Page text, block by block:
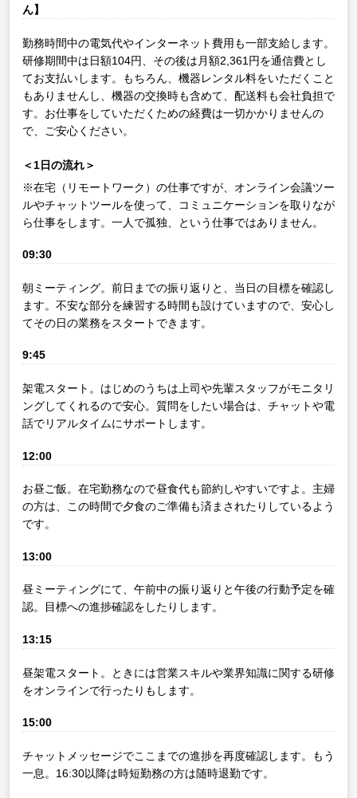
ん】
勤務時間中の電気代やインターネット費用も一部支給します。
研修期間中は日額104円、その後は月額2,361円を通信費とし
てお支払いします。もちろん、機器レンタル料をいただくこと
もありませんし、機器の交換時も含めて、配送料も会社負担で
す。お仕事をしていただくための経費は一切かかりませんの
で、ご安心ください。
＜1日の流れ＞
※在宅（リモートワーク）の仕事ですが、オンライン会議ツー
ルやチャットツールを使って、コミュニケーションを取りなが
ら仕事をします。一人で孤独、という仕事ではありません。
09:30
朝ミーティング。前日までの振り返りと、当日の目標を確認し
ます。不安な部分を練習する時間も設けていますので、安心し
てその日の業務をスタートできます。
9:45
架電スタート。はじめのうちは上司や先輩スタッフがモニタリ
ングしてくれるので安心。質問をしたい場合は、チャットや電
話でリアルタイムにサポートします。
12:00
お昼ご飯。在宅勤務なので昼食代も節約しやすいですよ。主婦
の方は、この時間で夕食のご準備も済まされたりしているよう
です。
13:00
昼ミーティングにて、午前中の振り返りと午後の行動予定を確
認。目標への進捗確認をしたりします。
13:15
昼架電スタート。ときには営業スキルや業界知識に関する研修
をオンラインで行ったりもします。
15:00
チャットメッセージでここまでの進捗を再度確認します。もう
一息。16:30以降は時短勤務の方は随時退勤です。